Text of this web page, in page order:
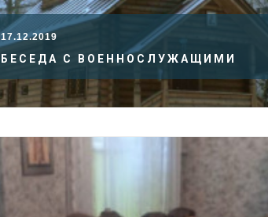
17.12.2019
БЕСЕДА С ВОЕННОСЛУЖАЩИМИ